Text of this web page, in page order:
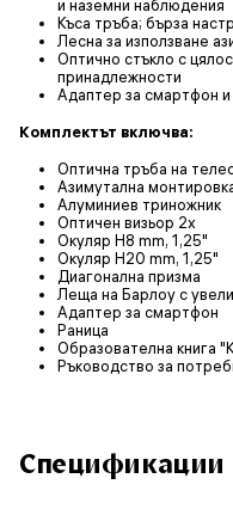
и наземни наблюдения
Къса тръба; бърза
Лесна за използване
Оптично стъкло с
принадлежности
Адаптер за смартфон и
Комплектът включва:
Оптична тръба на
Азимутална
Алуминиев триножник
Оптичен визьор 2x
Окуляр H8 mm, 1,25"
Окуляр H20 mm, 1,25"
Диагонална призма
Леща на Барлоу с
Адаптер за смартфон
Раница
Образователна книга
Ръководство за
Спецификации